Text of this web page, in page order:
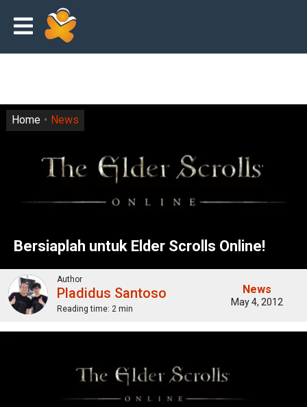
Bersiaplah untuk Elder Scrolls Online!
Home News
Author
Pladidus Santoso
Reading time: 2 min
News
May 4, 2012